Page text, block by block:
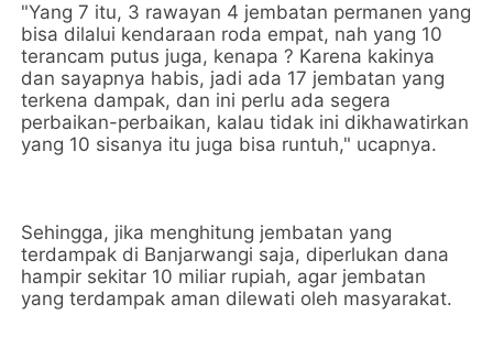
"Yang 7 itu, 3 rawayan 4 jembatan permanen yang
bisa dilalui kendaraan roda empat, nah yang 10
terancam putus juga, kenapa ? Karena kakinya
dan sayapnya habis, jadi ada 17 jembatan yang
terkena dampak, dan ini perlu ada segera
perbaikan-perbaikan, kalau tidak ini dikhawatirkan
yang 10 sisanya itu juga bisa runtuh," ucapnya.
Sehingga, jika menghitung jembatan yang
terdampak di Banjarwangi saja, diperlukan dana
hampir sekitar 10 miliar rupiah, agar jembatan
yang terdampak aman dilewati oleh masyarakat.